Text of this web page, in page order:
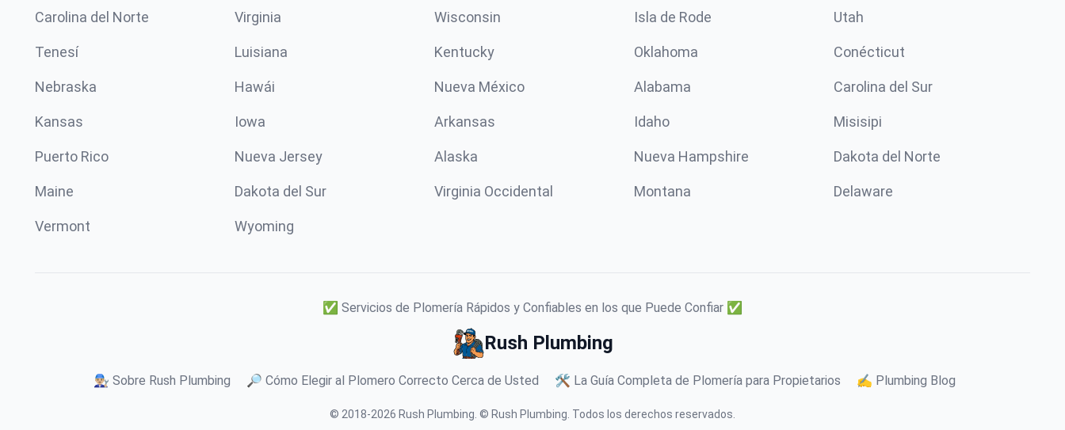
Carolina del Norte Virginia Wisconsin Isla de Rode Utah
Tenesí Luisiana Kentucky Oklahoma Conécticut
Nebraska Hawái Nueva México Alabama Carolina del Sur
Kansas Iowa Arkansas Idaho Misisipi
Puerto Rico Nueva Jersey Alaska Nueva Hampshire Dakota del Norte
Maine Dakota del Sur Virginia Occidental Montana Delaware
Vermont Wyoming
✅ Servicios de Plomería Rápidos y Confiables en los que Puede Confiar ✅
Rush Plumbing
👨🏼‍🔧 Sobre Rush Plumbing 🔎 Cómo Elegir al Plomero Correcto Cerca de Usted 🛠️ La Guía Completa de Plomería para Propietarios ✍️ Plumbing Blog
© 2018-2026 Rush Plumbing © Rush Plumbing. Todos los derechos reservados.